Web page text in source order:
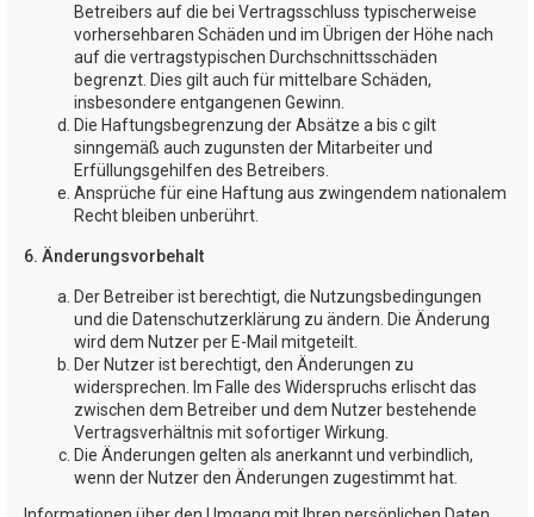
Betreibers auf die bei Vertragsschluss typischerweise
vorhersehbaren Schäden und im Übrigen der Höhe nach
auf die vertragstypischen Durchschnittsschäden
begrenzt. Dies gilt auch für mittelbare Schäden,
insbesondere entgangenen Gewinn.
Die Haftungsbegrenzung der Absätze a bis c gilt
sinngemäß auch zugunsten der Mitarbeiter und
Erfüllungsgehilfen des Betreibers.
Ansprüche für eine Haftung aus zwingendem nationalem
Recht bleiben unberührt.
6. Änderungsvorbehalt
Der Betreiber ist berechtigt, die Nutzungsbedingungen
und die Datenschutzerklärung zu ändern. Die Änderung
wird dem Nutzer per E-Mail mitgeteilt.
Der Nutzer ist berechtigt, den Änderungen zu
widersprechen. Im Falle des Widerspruchs erlischt das
zwischen dem Betreiber und dem Nutzer bestehende
Vertragsverhältnis mit sofortiger Wirkung.
Die Änderungen gelten als anerkannt und verbindlich,
wenn der Nutzer den Änderungen zugestimmt hat.